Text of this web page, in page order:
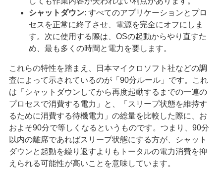
シャットダウン: すべてのアプリケーションとプロ
セスを正常に終了させ、電源を完全にオフにしま
す。次に使用する際は、OSの起動からやり直すた
め、最も多くの時間と電力を要します。
これらの特性を踏まえ、日本マイクロソフト社などの調
査によって示されているのが「90分ルール」です。これ
は「シャットダウンしてから再度起動するまでの一連の
プロセスで消費する電力」と、「スリープ状態を維持す
るために消費する待機電力」の総量を比較した際に、お
およそ90分で等しくなるというものです。つまり、90分
以内の離席であればスリープ状態にする方が、シャット
ダウンと起動を繰り返すよりもトータルの電力消費を抑
えられる可能性が高いことを意味しています。